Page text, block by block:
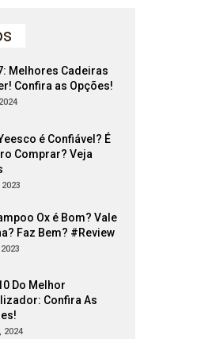
Melhores Cadeiras
Confira as Opções!
é Confiável? É
Comprar? Veja
Ox é Bom? Vale
Faz Bem? #Review
Do Melhor
Confira As
2024